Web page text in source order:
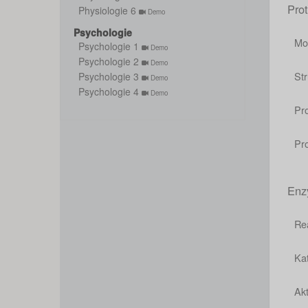
Physiologie 6 Demo
Psychologie
Psychologie 1
Demo
Psychologie 2 Demo
Psychologie 3 Demo
Psychologie 4 Demo